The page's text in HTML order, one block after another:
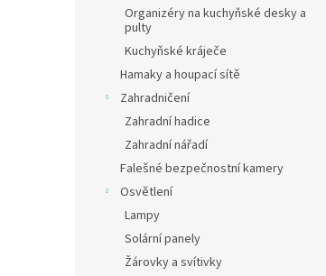
Organizéry na kuchyňské desky a
pulty
Kuchyňské kráječe
Hamaky a houpací sítě
Zahradničení
Zahradní hadice
Zahradní nářadí
Falešné bezpečnostní kamery
Osvětlení
Lampy
Solární panely
Žárovky a svítivky